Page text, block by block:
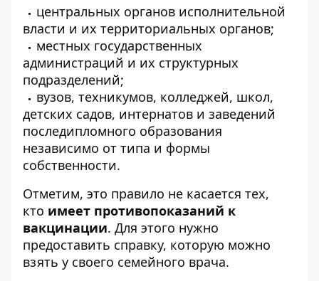
центральных органов исполнительной
власти и их территориальных органов;
местных государственных
администраций и их структурных
подразделений;
вузов, техникумов, колледжей, школ,
детских садов, интернатов и заведений
последипломного образования
независимо от типа и формы
собственности.
Отметим, это правило не касается тех,
кто имеет противопоказаний к
вакцинации. Для этого нужно
предоставить справку, которую можно
взять у своего семейного врача.